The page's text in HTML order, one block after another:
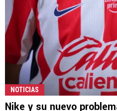
NOTICIAS
Nike y su nuevo